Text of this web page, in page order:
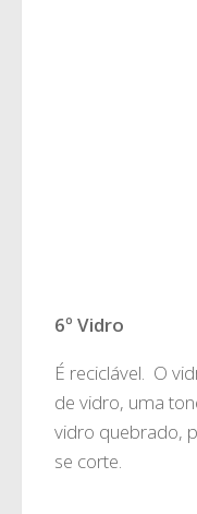
6º Vidro
É reciclável. O
de vidro, uma
vidro quebrado,
se corte.